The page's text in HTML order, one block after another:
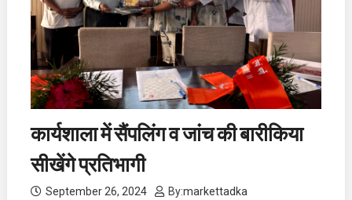
कार्यशाला में सैंपलिंग व जांच की बारीकिया
सीखेंगे प्रतिभागी
September 26, 2024 By:markettadka